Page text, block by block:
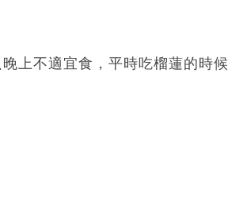
上不適宜食，平時吃榴蓮的時候